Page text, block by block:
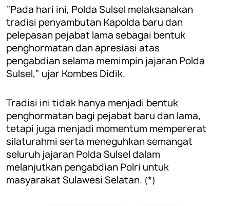
“Pada hari ini, Polda Sulsel melaksanakan
tradisi penyambutan Kapolda baru dan
pelepasan pejabat lama sebagai bentuk
penghormatan dan apresiasi atas
pengabdian selama memimpin jajaran Polda
Sulsel,” ujar Kombes Didik.
Tradisi ini tidak hanya menjadi bentuk
penghormatan bagi pejabat baru dan lama,
tetapi juga menjadi momentum mempererat
silaturahmi serta meneguhkan semangat
seluruh jajaran Polda Sulsel dalam
melanjutkan pengabdian Polri untuk
masyarakat Sulawesi Selatan. (*)